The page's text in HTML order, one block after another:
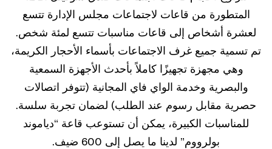
المتطورة من قاعات لاجتماعات مجلس الإدارة تتسع
لعشرة أشخاص إلى قاعات مناسبات تتسع لمئة شخص.
تم تسمية جميع غرف الاجتماعات بأسماء الأحجار الكريمة،
وهي مجهزة تجهيزًا كاملاً بأحدث الأجهزة السمعية
والبصرية وخدمة الواي فاي المجانية (تتوفر اتصالات
حصرية مقابل رسوم عند الطلب) لضمان تجربة سلسة.
للمناسبات الكبيرة، يمكن أن تستوعب قاعة “دياموند
بولرووم” لدينا ما يصل إلى 600 ضيف.